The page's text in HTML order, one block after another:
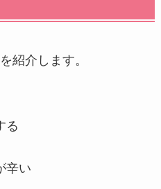
紹介します。
る
辛い